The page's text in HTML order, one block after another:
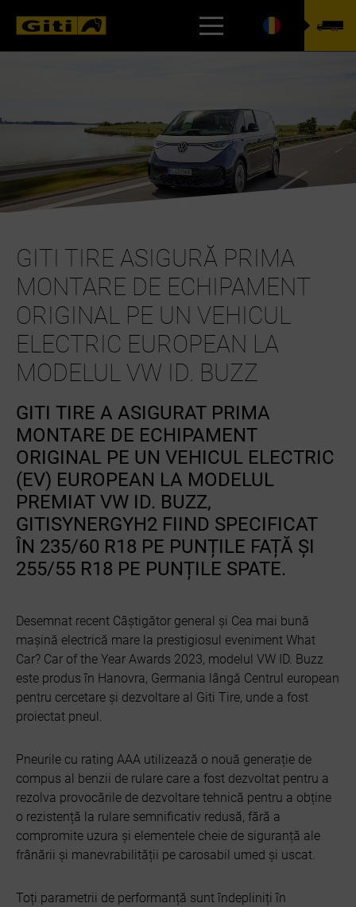
CONFIGURATOR ANVELOPE
GITI TIRE ASIGURĂ PRIMA
MONTARE DE ECHIPAMENT
ORIGINAL PE UN VEHICUL
ELECTRIC EUROPEAN LA
MODELUL VW ID. BUZZ
GITI TIRE A ASIGURAT PRIMA
MONTARE DE ECHIPAMENT
ORIGINAL PE UN VEHICUL ELECTRIC
(EV) EUROPEAN LA MODELUL
PREMIAT VW ID. BUZZ,
GITISYNERGYH2 FIIND SPECIFICAT
ÎN 235/60 R18 PE PUNȚILE FAȚĂ ȘI
255/55 R18 PE PUNȚILE SPATE.
Desemnat recent Câștigător general și Cea mai bună
mașină electrică mare la prestigiosul eveniment What
Car? Car of the Year Awards 2023, modelul VW ID. Buzz
este produs în Hanovra, Germania lângă Centrul european
pentru cercetare și dezvoltare al Giti Tire, unde a fost
proiectat pneul.
Pneurile cu rating AAA utilizează o nouă generație de
compus al benzii de rulare care a fost dezvoltat pentru a
rezolva provocările de dezvoltare tehnică pentru a obține
o rezistență la rulare semnificativ redusă, fără a
compromite uzura și elementele cheie de siguranță ale
frânării și manevrabilității pe carosabil umed și uscat.
Toți parametrii de performanță sunt îndepliniți în